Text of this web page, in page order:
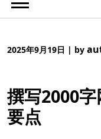
2025年9月19日 | by
撰写2000
要点